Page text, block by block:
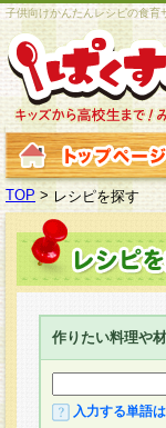
子供向けかんたんレシピの食育
TOP > レシピを探す
作りたい料理や
入力する単語